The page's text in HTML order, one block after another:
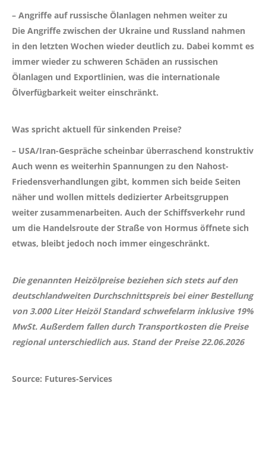
– Angriffe auf russische Ölanlagen nehmen weiter zu
Die Angriffe zwischen der Ukraine und Russland nahmen
in den letzten Wochen wieder deutlich zu. Dabei kommt es
immer wieder zu schweren Schäden an russischen
Ölanlagen und Exportlinien, was die internationale
Ölverfügbarkeit weiter einschränkt.
Was spricht aktuell für sinkenden Preise?
– USA/Iran-Gespräche scheinbar überraschend konstruktiv
Auch wenn es weiterhin Spannungen zu den Nahost-
Friedensverhandlungen gibt, kommen sich beide Seiten
näher und wollen mittels dedizierter Arbeitsgruppen
weiter zusammenarbeiten. Auch der Schiffsverkehr rund
um die Handelsroute der Straße von Hormus öffnete sich
etwas, bleibt jedoch noch immer eingeschränkt.
Die genannten Heizölpreise beziehen sich stets auf den
deutschlandweiten Durchschnittspreis bei einer Bestellung
von 3.000 Liter Heizöl Standard schwefelarm inklusive 19%
MwSt. Außerdem fallen durch Transportkosten die Preise
regional unterschiedlich aus. Stand der Preise 22.06.2026
Source: Futures-Services